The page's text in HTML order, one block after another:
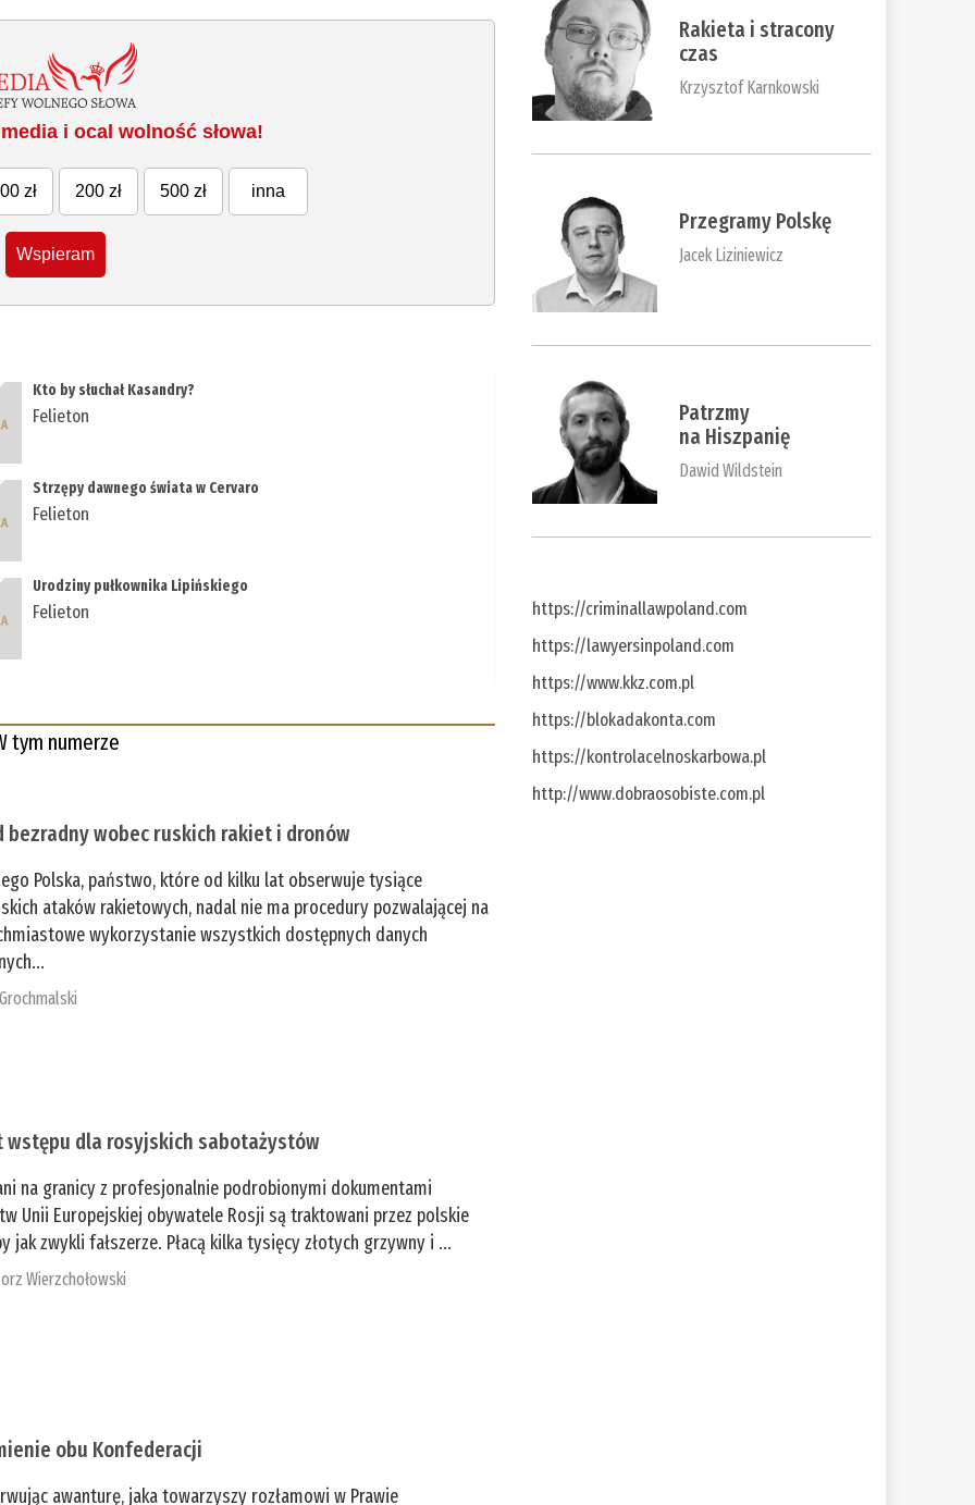
i ocal wolność słowa!
zł 200 zł 500 zł inna
Wspieram
Kto by słuchał Kasandry?
Felieton
Strzępy dawnego świata w Cervaro
Felieton
Urodziny pułkownika Lipińskiego
Felieton
tym numerze
bezradny wobec ruskich rakiet i dronów
Polska, państwo, które od kilku lat obserwuje tysiące
ataków rakietowych, nadal nie ma procedury pozwalającej na
wykorzystanie wszystkich dostępnych danych
wstępu dla rosyjskich sabotażystów
na granicy z profesjonalnie podrobionymi dokumentami
Unii Europejskiej obywatele Rosji są traktowani przez polskie
jak zwykli fałszerze. Płacą kilka tysięcy złotych grzywny i ...
Wierzchołowski
obu Konfederacji
awanturę, jaka towarzyszy rozłamowi w Prawie
Rakieta i stracony
czas
Krzysztof Karnkowski
Przegramy Polskę
Jacek Liziniewicz
Patrzmy
na Hiszpanię
Dawid Wildstein
https://criminallawpoland.com
https://lawyersinpoland.com
https://www.kkz.com.pl
https://blokadakonta.com
https://kontrolacelnoskarbowa.pl
http://www.dobraosobiste.com.pl